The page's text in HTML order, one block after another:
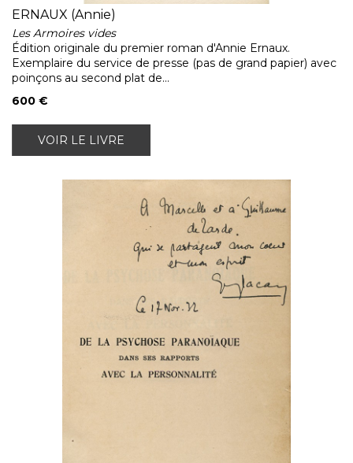
ERNAUX (Annie)
Les Armoires vides
Édition originale du premier roman d'Annie Ernaux.
Exemplaire du service de presse (pas de grand papier) avec
poinçons au second plat de...
600 €
VOIR LE LIVRE